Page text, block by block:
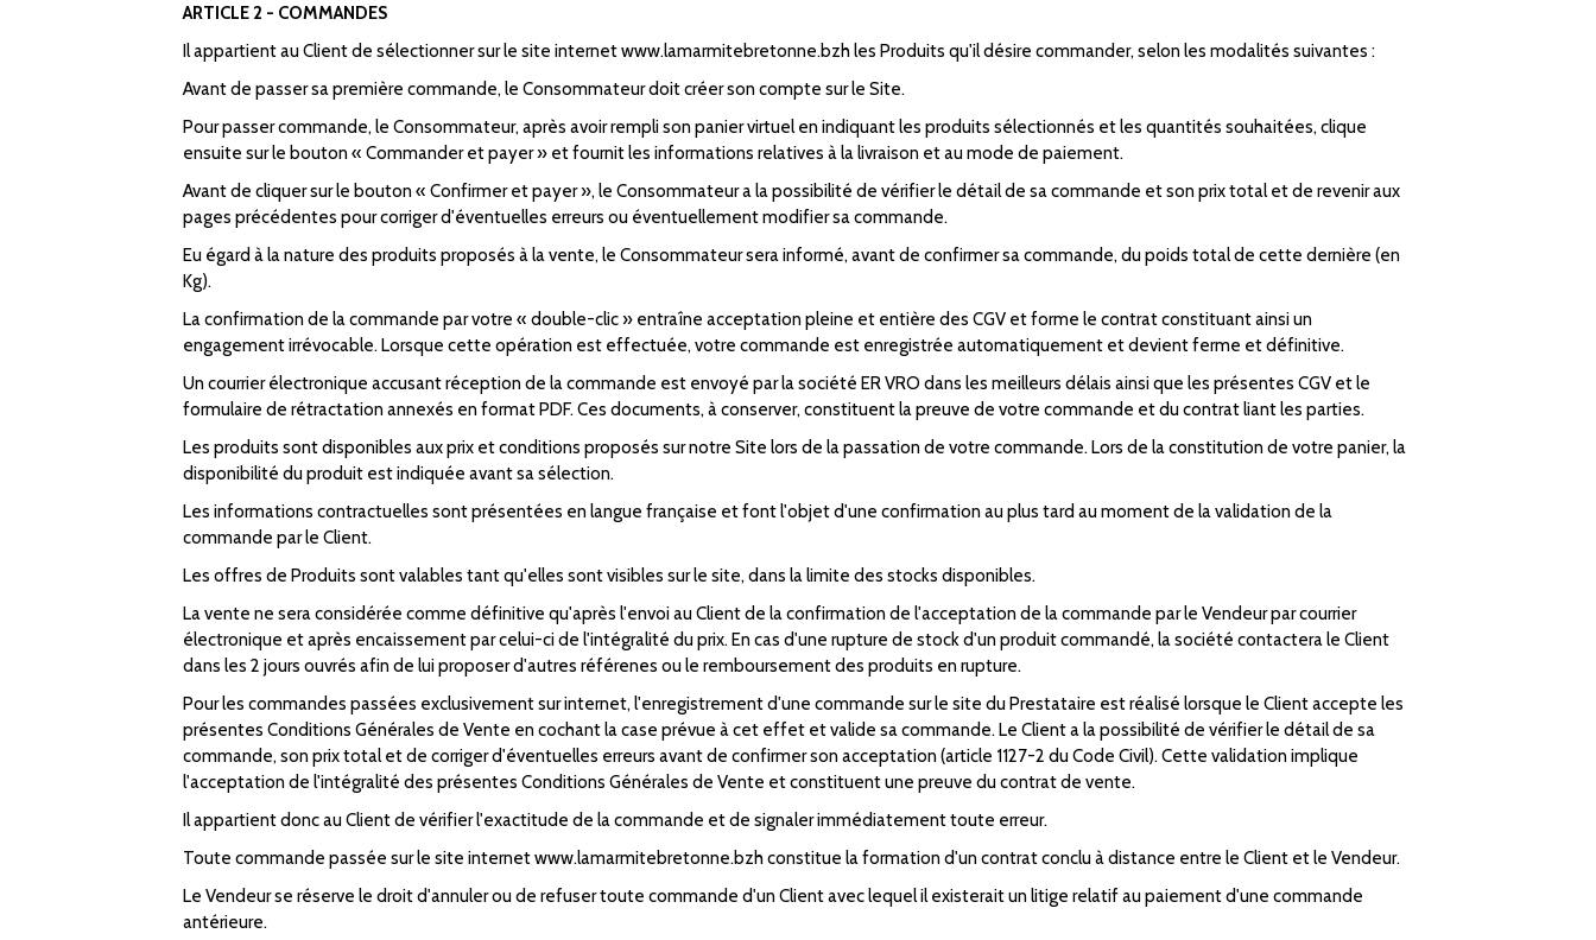
ARTICLE 2 - COMMANDES
Il appartient au Client de sélectionner sur le site internet www.lamarmitebretonne.bzh les Produits qu'il désire commander, selon les modalités suivantes :
Avant de passer sa première commande, le Consommateur doit créer son compte sur le Site.
Pour passer commande, le Consommateur, après avoir rempli son panier virtuel en indiquant les produits sélectionnés et les quantités souhaitées, clique
ensuite sur le bouton « Commander et payer » et fournit les informations relatives à la livraison et au mode de paiement.
Avant de cliquer sur le bouton « Confirmer et payer », le Consommateur a la possibilité de vérifier le détail de sa commande et son prix total et de revenir aux
pages précédentes pour corriger d'éventuelles erreurs ou éventuellement modifier sa commande.
Eu égard à la nature des produits proposés à la vente, le Consommateur sera informé, avant de confirmer sa commande, du poids total de cette dernière (en
Kg).
La confirmation de la commande par votre « double-clic » entraîne acceptation pleine et entière des CGV et forme le contrat constituant ainsi un
engagement irrévocable. Lorsque cette opération est effectuée, votre commande est enregistrée automatiquement et devient ferme et définitive.
Un courrier électronique accusant réception de la commande est envoyé par la société ER VRO dans les meilleurs délais ainsi que les présentes CGV et le
formulaire de rétractation annexés en format PDF. Ces documents, à conserver, constituent la preuve de votre commande et du contrat liant les parties.
Les produits sont disponibles aux prix et conditions proposés sur notre Site lors de la passation de votre commande. Lors de la constitution de votre panier, la
disponibilité du produit est indiquée avant sa sélection.
Les informations contractuelles sont présentées en langue française et font l'objet d'une confirmation au plus tard au moment de la validation de la
commande par le Client.
Les offres de Produits sont valables tant qu'elles sont visibles sur le site, dans la limite des stocks disponibles.
La vente ne sera considérée comme définitive qu'après l'envoi au Client de la confirmation de l'acceptation de la commande par le Vendeur par courrier
électronique et après encaissement par celui-ci de l'intégralité du prix. En cas d'une rupture de stock d'un produit commandé, la société contactera le Client
dans les 2 jours ouvrés afin de lui proposer d'autres référenes ou le remboursement des produits en rupture.
Pour les commandes passées exclusivement sur internet, l'enregistrement d'une commande sur le site du Prestataire est réalisé lorsque le Client accepte les
présentes Conditions Générales de Vente en cochant la case prévue à cet effet et valide sa commande. Le Client a la possibilité de vérifier le détail de sa
commande, son prix total et de corriger d'éventuelles erreurs avant de confirmer son acceptation (article 1127-2 du Code Civil). Cette validation implique
l'acceptation de l'intégralité des présentes Conditions Générales de Vente et constituent une preuve du contrat de vente.
Il appartient donc au Client de vérifier l'exactitude de la commande et de signaler immédiatement toute erreur.
Toute commande passée sur le site internet www.lamarmitebretonne.bzh constitue la formation d'un contrat conclu à distance entre le Client et le Vendeur.
Le Vendeur se réserve le droit d'annuler ou de refuser toute commande d'un Client avec lequel il existerait un litige relatif au paiement d'une commande
antérieure.